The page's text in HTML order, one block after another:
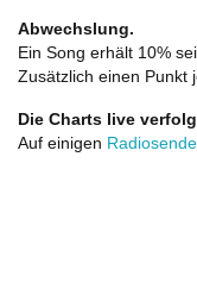
Abwechslung.
Ein Song erhält 10%
Zusätzlich einen Punkt
Die Charts live
Auf einigen